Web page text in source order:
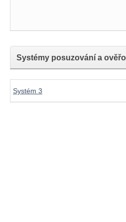
Systémy posuzování a
Systém 3